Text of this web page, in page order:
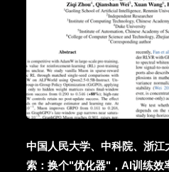
中国人民大学、中科院、浙江
索：换个"优化器"，AI训练效